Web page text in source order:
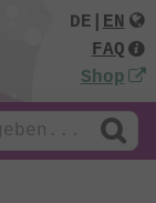
DE
EN
FAQ
Shop